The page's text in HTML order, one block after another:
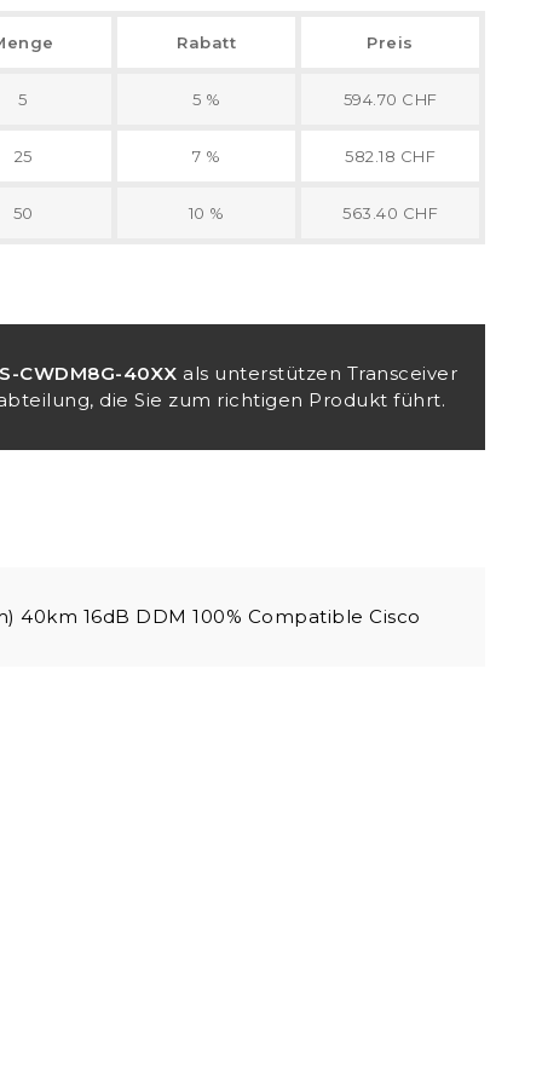
Rabatt Preis
5 5 % 594.70 CHF
25 7 % 582.18 CHF
50 10 % 563.40 CHF
CWDM8G-40XX als unterstützen Transceiver
die Sie zum richtigen Produkt führt.
40km 16dB DDM 100% Compatible Cisco